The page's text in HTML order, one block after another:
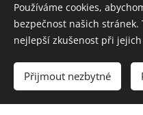
© 2025
Vytvořeno
Používáme cookies,
bezpečnost našich
nejlepší zkušenost při jejich
Přijmout nezbytné